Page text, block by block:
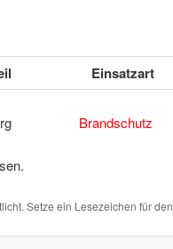
Einsatzart
Brandschutz
Setze ein Lesezeichen für den